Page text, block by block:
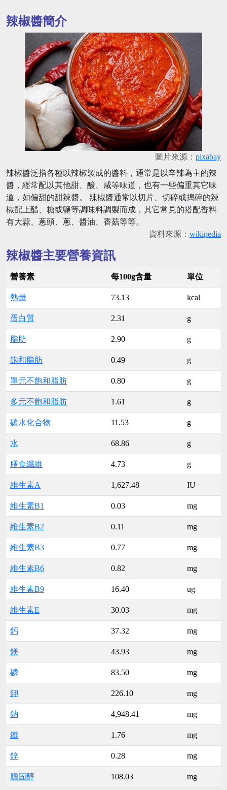
辣椒醬簡介
圖片來源： pixabay
辣椒醬泛指各種以辣椒製成的醬料，通常是以辛辣為主的辣
醬，經常配以其他甜、酸、咸等味道，也有一些偏重其它味
道，如偏甜的甜辣醬。 辣椒醬通常以切片、切碎或搗碎的辣
椒配上醋、糖或鹽等調味料調製而成，其它常見的搭配香料
有大蒜、蔥頭、蔥、醬油、香菇等等。
資料來源： wikipedia
辣椒醬主要營養資訊
營養素 每100g含量 單位
熱量 73.13 kcal
蛋白質 2.31 g
脂肪 2.90 g
飽和脂肪 0.49 g
單元不飽和脂肪 0.80 g
多元不飽和脂肪 1.61 g
碳水化合物 11.53 g
水 68.86 g
膳食纖維 4.73 g
維生素A 1,627.48 IU
維生素B1 0.03 mg
維生素B2 0.11 mg
維生素B3 0.77 mg
維生素B6 0.82 mg
維生素B9 16.40 ug
維生素E 30.03 mg
鈣 37.32 mg
鎂 43.93 mg
磷 83.50 mg
鉀 226.10 mg
鈉 4,948.41 mg
鐵 1.76 mg
鋅 0.28 mg
膽固醇 108.03 mg